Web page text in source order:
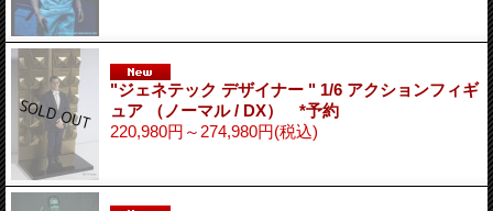
"ジェネテック デザイナー " 1/6 アクションフィギ
ュア （ノーマル / DX） *予約
220,980円～274,980円(税込)